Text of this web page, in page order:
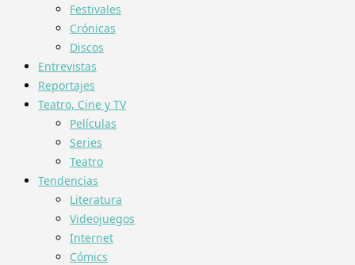
Festivales
Crónicas
Discos
Entrevistas
Reportajes
Teatro, Cine y TV
Películas
Series
Teatro
Tendencias
Literatura
Videojuegos
Internet
Cómics